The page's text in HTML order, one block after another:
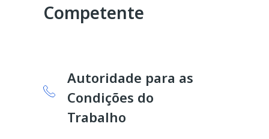
Competente
Autoridade para as
Condições do
Trabalho